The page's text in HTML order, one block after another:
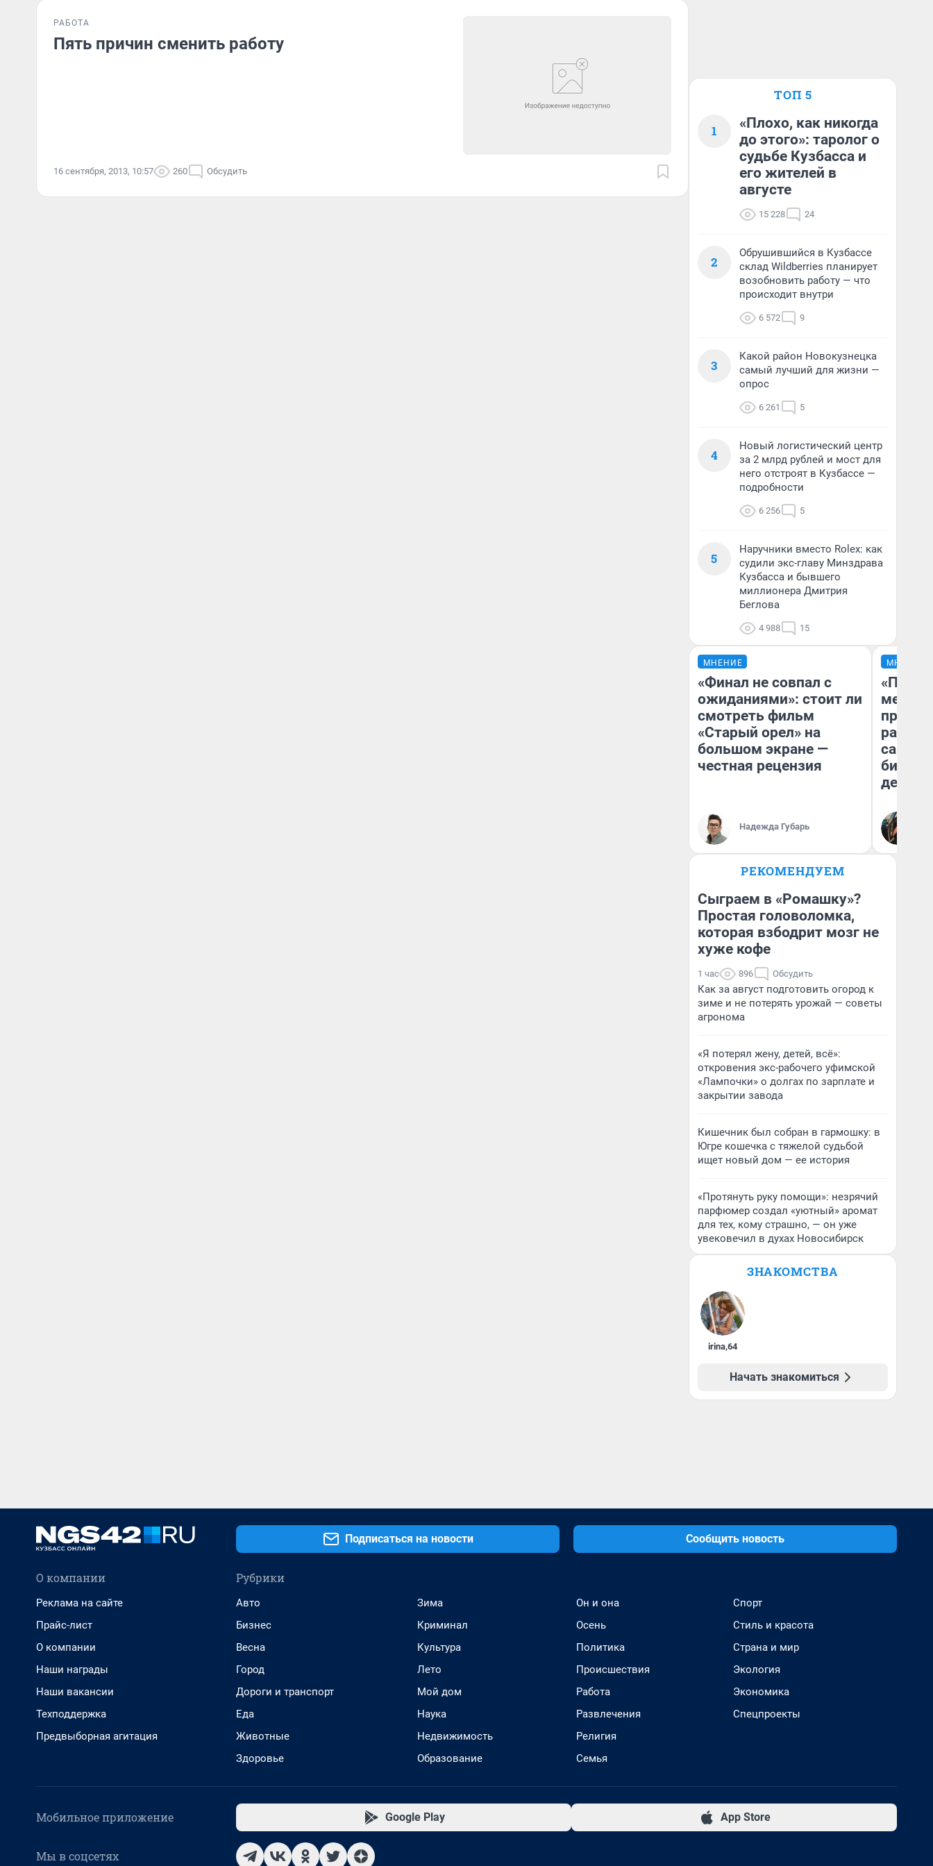
РАБОТА
Пять причин сменить работу
16 сентября, 2013, 10:57 260 Обсудить
ТОП 5
1
«Плохо, как никогда
до этого»: таролог о
судьбе Кузбасса и
его жителей в
августе
15 228 24
2
Обрушившийся в Кузбассе
склад Wildberries планирует
возобновить работу — что
происходит внутри
6 572 9
3
Какой район Новокузнецка
самый лучший для жизни —
опрос
6 261 5
4
Новый логистический центр
за 2 млрд рублей и мост для
него отстроят в Кузбассе —
подробности
6 256 5
5
Наручники вместо Rolex: как
судили экс-главу Минздрава
Кузбасса и бывшего
миллионера Дмитрия
Беглова
4 988 15
МНЕНИЕ
«Финал не совпал с
ожиданиями»: стоит ли
смотреть фильм
«Старый орел» на
большом экране —
честная рецензия
Надежда Губарь
МНЕНИЕ
самом
РЕКОМЕНДУЕМ
Сыграем в «Ромашку»?
Простая головоломка,
которая взбодрит мозг не
хуже кофе
1 час 896 Обсудить
Как за август подготовить огород к
зиме и не потерять урожай — советы
агронома
«Я потерял жену, детей, всё»:
откровения экс-рабочего уфимской
«Лампочки» о долгах по зарплате и
закрытии завода
Кишечник был собран в гармошку: в
Югре кошечка с тяжелой судьбой
ищет новый дом — ее история
«Протянуть руку помощи»: незрячий
парфюмер создал «уютный» аромат
для тех, кому страшно, — он уже
увековечил в духах Новосибирск
ЗНАКОМСТВА
irina,64
Начать знакомиться
Подписаться на новости Сообщить новость
О компании
Реклама на сайте
Прайс-лист
О компании
Наши награды
Наши вакансии
Техподдержка
Предвыборная агитация
Рубрики
Авто
Бизнес
Весна
Город
Дороги и транспорт
Еда
Животные
Здоровье
Зима
Криминал
Культура
Лето
Мой дом
Наука
Недвижимость
Образование
Он и она
Осень
Политика
Происшествия
Работа
Развлечения
Религия
Семья
Спорт
Стиль и красота
Страна и мир
Экология
Экономика
Спецпроекты
Мобильное приложение Google Play App Store
Мы в соцсетях